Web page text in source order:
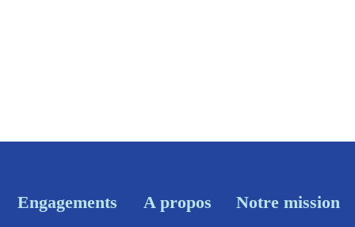
Engagements A propos Notre mission